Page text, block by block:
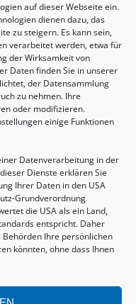
auf dieser Webseite ein.
dienen dazu, das
zu steigern. Es kann sein,
verarbeitet werden, etwa für
der Wirksamkeit von
Daten finden Sie in unserer
der Datensammlung
zu nehmen. Ihre
oder modifizieren.
einige Funktionen
Datenverarbeitung in der
Dienste erklären Sie
Ihrer Daten in den USA
Grundverordnung
die USA als ein Land,
entspricht. Daher
Behörden Ihre persönlichen
könnten, ohne dass Ihnen
mit Kindern